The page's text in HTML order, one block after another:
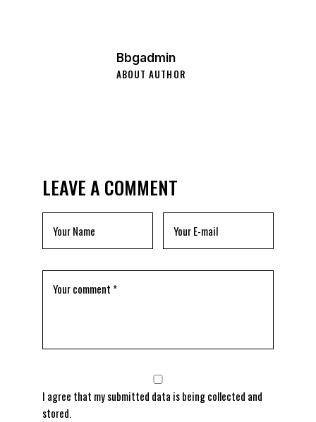
Bbgadmin
ABOUT AUTHOR
LEAVE A COMMENT
I agree that my submitted data is beingcollected and
stored.